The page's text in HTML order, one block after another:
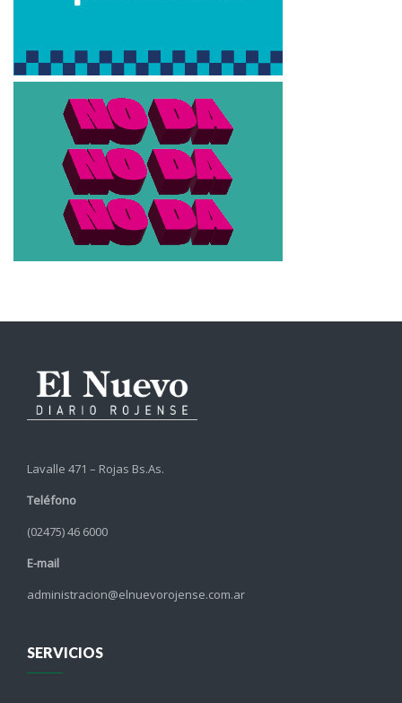
Lavalle 471 – Rojas Bs.As.
Teléfono
(02475) 46 6000
E-mail
administracion@elnuevorojense.com.ar
SERVICIOS